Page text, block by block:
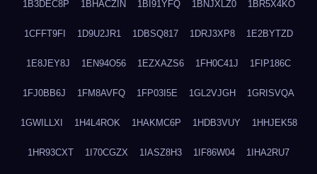
1B3DEC8P 1BHACZIN 1BI91YFQ 1BNJXLZ0 1BR5X4KO
1CFFT9FI 1D9U2JR1 1DBSQ817 1DRJ3XP8 1E2BYTZD
1E8JEY8J 1EN94O56 1EZXAZS6 1FH0C41J 1FIP186C
1FJ0BB6J 1FM8AVFQ 1FP03I5E 1GL2VJGH 1GRISVQA
1GWILLXI 1H4L4ROK 1HAKMC6P 1HDB3VUY 1HHJEK58
1HR93CXT 1I70CGZX 1IASZ8H3 1IF86W04 1IHA2RU7